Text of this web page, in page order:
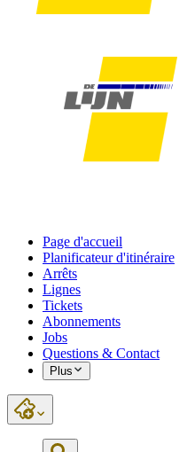
Page d'accueil
Planificateur d'itinéraire
Arrêts
Lignes
Tickets
Abonnements
Jobs
Questions & Contact
Plus